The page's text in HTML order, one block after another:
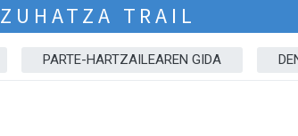
ZUHATZA TRAIL
PARTE-HARTZAILEAREN GIDA